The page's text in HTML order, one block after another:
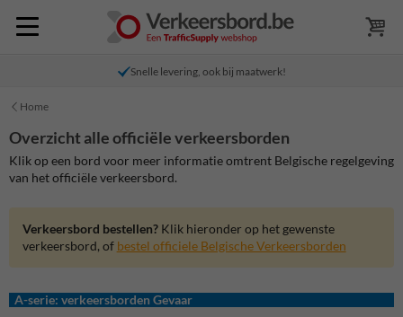
Snelle levering, ook bij maatwerk!
Home
Overzicht alle officiële verkeersborden
Klik op een bord voor meer informatie omtrent Belgische regelgeving
van het officiële verkeersbord.
Verkeersbord bestellen?Klik hieronder op het gewenste
verkeersbord, of bestel officiele Belgische Verkeersborden
A-serie: verkeersborden Gevaar